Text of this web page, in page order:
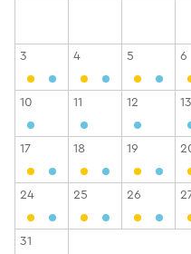
3 4 5 6
10 11 12 13
17 18 19
24 25 26
31